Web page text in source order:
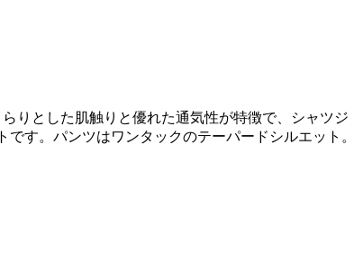
りとした肌触りと優れた通気性が特徴で、シャツジ
す。パンツはワンタックのテーパードシルエット。